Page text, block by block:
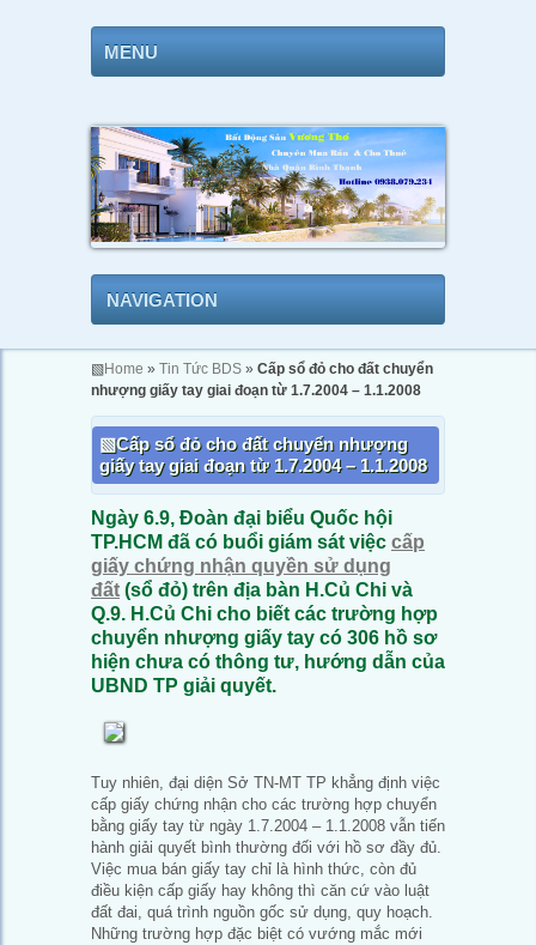
MENU
NAVIGATION
▧Home » Tin Tức BDS » Cấp sổ đỏ cho đất chuyển
nhượng giấy tay giai đoạn từ 1.7.2004 – 1.1.2008
Cấp sổ đỏ cho đất chuyển nhượng
giấy tay giai đoạn từ 1.7.2004 – 1.1.2008
Ngày 6.9, Đoàn đại biểu Quốc hội
TP.HCM đã có buổi giám sát việc cấp
giấy chứng nhận quyền sử dụng
đất (sổ đỏ) trên địa bàn H.Củ Chi và
Q.9. H.Củ Chi cho biết các trường hợp
chuyển nhượng giấy tay có 306 hồ sơ
hiện chưa có thông tư, hướng dẫn của
UBND TP giải quyết.
Tuy nhiên, đại diện Sở TN-MT TP khẳng định việc
cấp giấy chứng nhận cho các trường hợp chuyển
bằng giấy tay từ ngày 1.7.2004 – 1.1.2008 vẫn tiến
hành giải quyết bình thường đối với hồ sơ đầy đủ.
Việc mua bán giấy tay chỉ là hình thức, còn đủ
điều kiện cấp giấy hay không thì căn cứ vào luật
đất đai, quá trình nguồn gốc sử dụng, quy hoạch.
Những trường hợp đặc biệt có vướng mắc mới